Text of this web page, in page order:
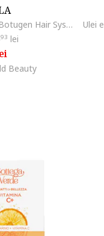
Tratament pentru par, Botugen Hair System Botolife, 150ml
93 lei
Beauty